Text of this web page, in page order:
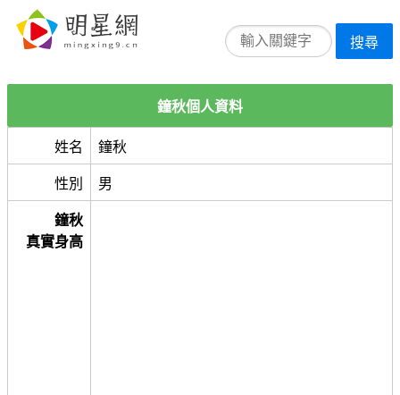
搜尋
鐘秋個人資料
姓名 鐘秋
性別 男
鐘秋
真實身高